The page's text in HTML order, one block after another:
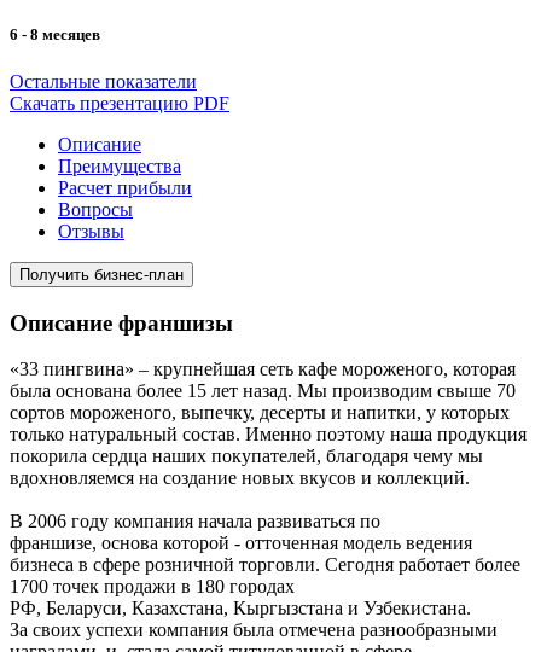
6 - 8 месяцев
Остальные показатели
Скачать презентацию PDF
Описание
Преимущества
Расчет прибыли
Вопросы
Отзывы
Получить бизнес-план
Описание франшизы
«33 пингвина» – крупнейшая сеть кафе мороженого, которая
была основана более 15 лет назад. Мы производим свыше 70
сортов мороженого, выпечку, десерты и напитки, у которых
только натуральный состав. Именно поэтому наша продукция
покорила сердца наших покупателей, благодаря чему мы
вдохновляемся на создание новых вкусов и коллекций.
В 2006 году компания начала развиваться по
франшизе, основа которой - отточенная модель ведения
бизнеса в сфере розничной торговли. Сегодня работает более
1700 точек продажи в 180 городах
РФ, Беларуси, Казахстана, Кыргызстана и Узбекистана.
За своих успехи компания была отмечена разнообразными